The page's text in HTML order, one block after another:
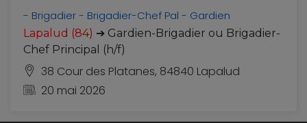
- Brigadier- Brigadier-Chef Pal - Gardien
Lapalud (84) ➔ Gardien-Brigadier ou Brigadier-
Chef Principal (h/f)
38 Cour des Platanes, 84840 Lapalud
20 mai 2026